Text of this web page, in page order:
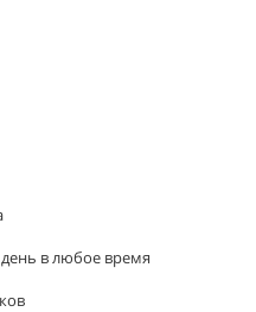
в любое время